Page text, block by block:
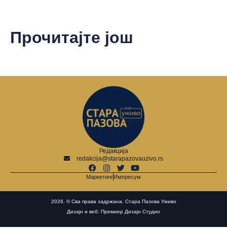
Прочитајте још
Редакција
redakcija@starapazovauzivo.rs
Маркетинг Импресум
2026. © Сва права задржана. Стара Пазова Уживо
Дизајн и веб: Премиер Дизајн Студио